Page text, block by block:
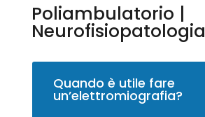
Poliambulatorio |
Neurofisiopatologia
Quando è utile fare
un’elettromiografia?